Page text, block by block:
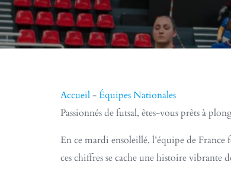
Accueil-Équipes Nationales
Passionnés de futsal, êtes-vous prêts à
En ce mardi ensoleillé, l’équipe de
ces chiffres se cache une histoire vibrante